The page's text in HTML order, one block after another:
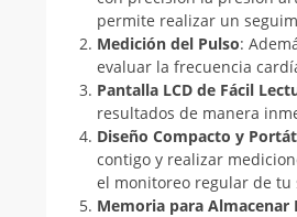
permite realizar un
Medición del Pulso:
evaluar la frecuencia
Pantalla LCD de Fácil
resultados de manera
Diseño Compacto y
contigo y realizar
el monitoreo regular de tu
Memoria para Almacenar